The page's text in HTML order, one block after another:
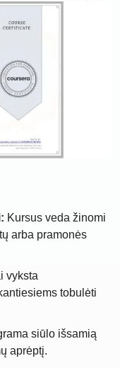
Kursus veda žinomi
arba pramonės
vyksta
tobulėti
siūlo išsamią
aprėptį.